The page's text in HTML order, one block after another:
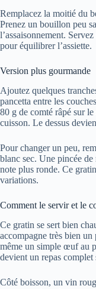
Remplacez la moitié du
Prenez un bouillon peu
l’assaisonnement.
pour équilibrer l’assiette.
Version plus gourmande
Ajoutez quelques
pancetta entre les
80 g de comté râpé sur
cuisson. Le dessus
Pour changer un peu,
blanc sec. Une pincée de
note plus ronde. Ce
variations.
Comment le servir et le
Ce gratin se sert bien
accompagne très bien
même un simple œuf au
devient un repas complet
Côté boisson, un vin